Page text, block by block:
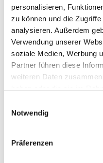
personalisieren,
zu können und die
analysieren. Außerdem
Verwendung unserer
soziale Medien, Werbung
Partner führen diese
weiteren Daten
Notwendig
PräferenzenDies